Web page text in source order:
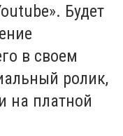
Будет
в своем
ролик,
на платной